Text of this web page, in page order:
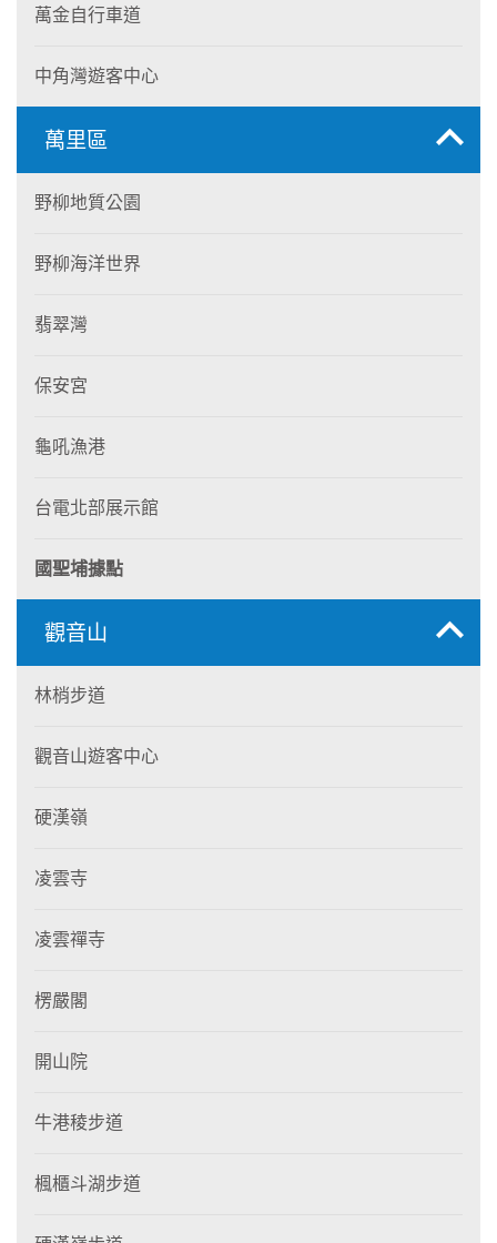
萬金自行車道
中角灣遊客中心
萬里區
野柳地質公園
野柳海洋世界
翡翠灣
保安宮
龜吼漁港
台電北部展示館
國聖埔據點
觀音山
林梢步道
觀音山遊客中心
硬漢嶺
凌雲寺
凌雲禪寺
楞嚴閣
開山院
牛港稜步道
楓櫃斗湖步道